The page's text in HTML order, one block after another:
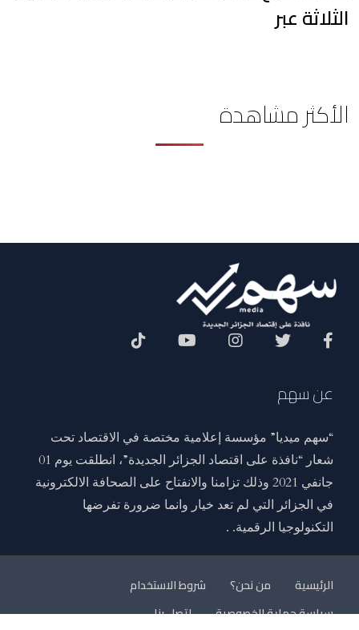
الثلاثة عبر
الأكثر مشاهدة
عن سهم
“سهم ميديا” مؤسسة إعلامية مختصة في الاقتصاد تحت
شعار “نافذة على اقتصاد الجزائر الجديدة”، انطلقت يوم 01
جانفي 2021 وذلك تزامنا والانفتاح على الصحافة الالكترونية
في الجزائر التي لم تعد خيار وانما ضرورة تفرضها
التكنولوجيا الرقمية. .
الرئيسية من نحن؟
شروط الاستخدام
سياسة حماية الخصوصية
اتصل بنا